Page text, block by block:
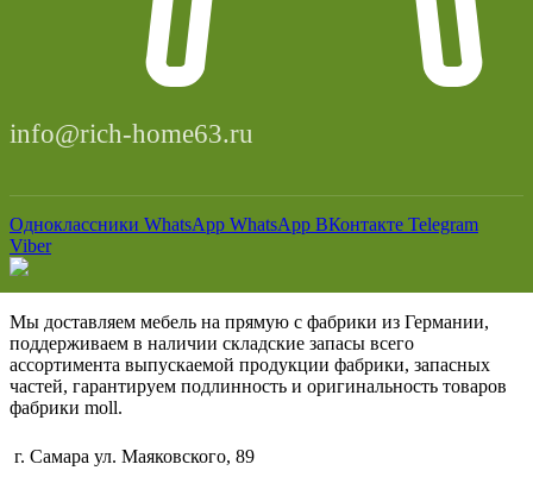
info@rich-home63.ru
Одноклассники WhatsApp WhatsApp ВКонтакте Telegram
Viber
Мы доставляем мебель на прямую с фабрики из Германии,
поддерживаем в наличии складские запасы всего
ассортимента выпускаемой продукции фабрики, запасных
частей, гарантируем подлинность и оригинальность товаров
фабрики moll.
г. Самара ул. Маяковского, 89